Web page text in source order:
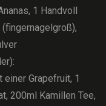
1 Handvoll
einer Grapefruit, 1
200ml Kamillen Tee,